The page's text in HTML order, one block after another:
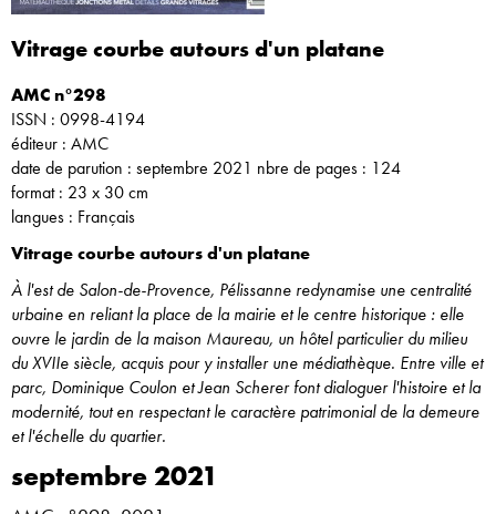
Vitrage courbe autours d'un platane
AMC n°298
ISSN : 0998-4194
éditeur : AMC
date de parution : septembre 2021 nbre de pages : 124
format : 23 x 30 cm
langues : Français
Vitrage courbe autours d'un platane
À l'est de Salon-de-Provence, Pélissanne redynamise une centralité
urbaine en reliant la place de la mairie et le centre historique : elle
ouvre le jardin de la maison Maureau, un hôtel particulier du milieu
du XVIIe siècle, acquis pour y installer une médiathèque. Entre ville et
parc, Dominique Coulon et Jean Scherer font dialoguer l'histoire et la
modernité, tout en respectant le caractère patrimonial de la demeure
et l'échelle du quartier.
septembre 2021